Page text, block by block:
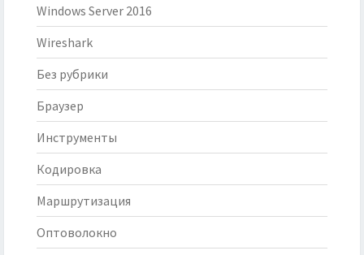
Windows Server 2016
Wireshark
Без рубрики
Браузер
Инструменты
Кодировка
Маршрутизация
Оптоволокно